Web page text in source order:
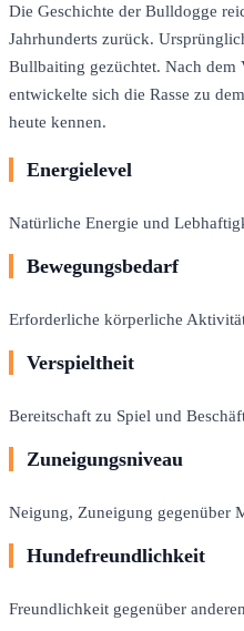
Die Geschichte der Bulldogge
Jahrhunderts zurück.
Bullbaiting gezüchtet. Nach dem
entwickelte sich die Rasse zu
heute kennen.
Energielevel
Natürliche Energie und
Bewegungsbedarf
Erforderliche körperliche
Verspieltheit
Bereitschaft zu Spiel und
Zuneigungsniveau
Neigung, Zuneigung gegenüber
Hundefreundlichkeit
Freundlichkeit gegenüber